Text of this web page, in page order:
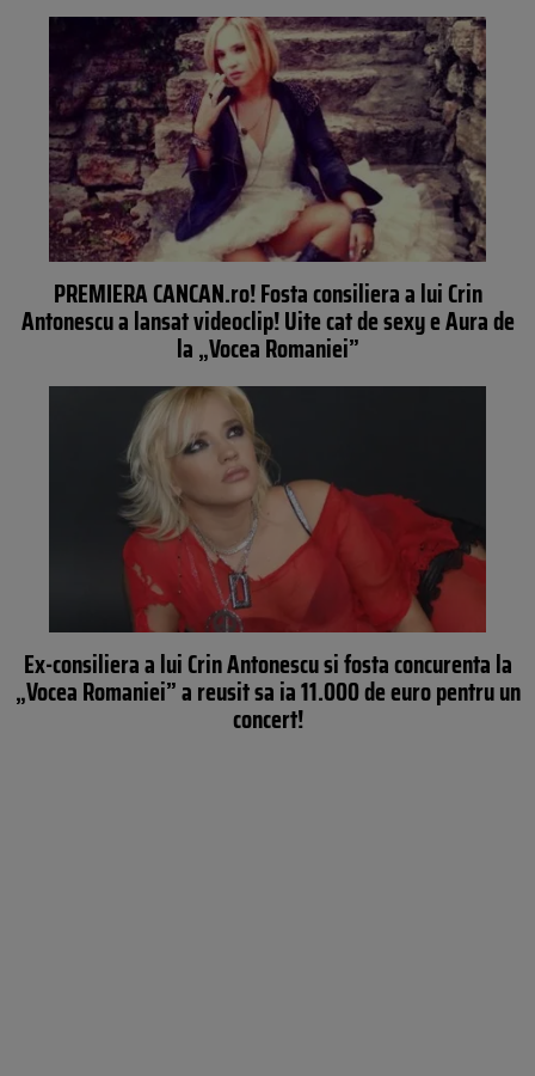
PREMIERA CANCAN.ro! Fosta consiliera a lui Crin
Antonescu a lansat videoclip! Uite cat de sexy e Aura de
la „Vocea Romaniei”
Ex-consiliera a lui Crin Antonescu si fosta concurenta la
„Vocea Romaniei” a reusit sa ia 11.000 de euro pentru un
concert!